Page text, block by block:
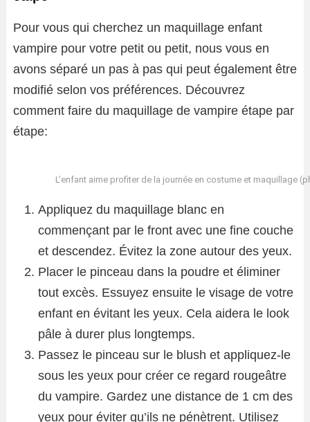
Pour vous qui cherchez un maquillage enfant
vampire pour votre petit ou petit, nous vous en
avons séparé un pas à pas qui peut également être
modifié selon vos préférences. Découvrez
comment faire du maquillage de vampire étape par
étape:
L’enfant aime profiter de la journée en costume et maquillage
Appliquez du maquillage blanc en
commençant par le front avec une fine couche
et descendez. Évitez la zone autour des yeux.
Placer le pinceau dans la poudre et éliminer
tout excès. Essuyez ensuite le visage de votre
enfant en évitant les yeux. Cela aidera le look
pâle à durer plus longtemps.
Passez le pinceau sur le blush et appliquez-le
sous les yeux pour créer ce regard rougeâtre
du vampire. Gardez une distance de 1 cm des
yeux pour éviter qu’ils ne pénètrent. Utilisez